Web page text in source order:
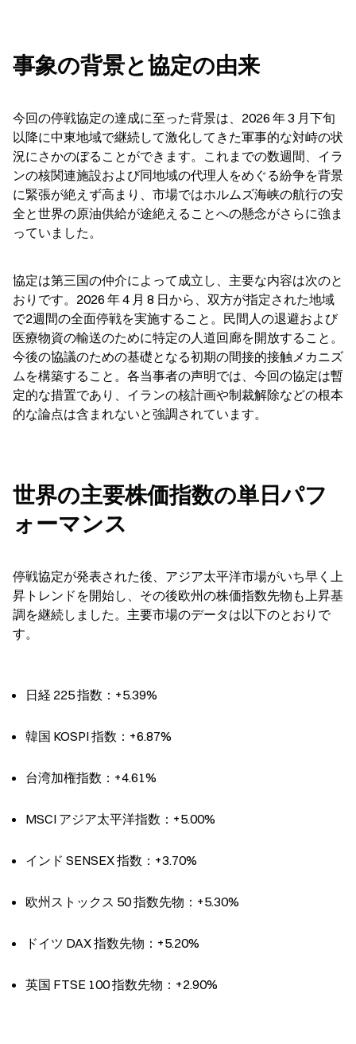
事象の背景と協定の由来
今回の停戦協定の達成に至った背景は、2026 年 3 月下旬
以降に中東地域で継続して激化してきた軍事的な対峙の状
況にさかのぼることができます。これまでの数週間、イラ
ンの核関連施設および同地域の代理人をめぐる紛争を背景
に緊張が絶えず高まり、市場ではホルムズ海峡の航行の安
全と世界の原油供給が途絶えることへの懸念がさらに強ま
っていました。
協定は第三国の仲介によって成立し、主要な内容は次のと
おりです。2026 年 4 月 8 日から、双方が指定された地域
で2週間の全面停戦を実施すること。民間人の退避および
医療物資の輸送のために特定の人道回廊を開放すること。
今後の協議のための基礎となる初期の間接的接触メカニズ
ムを構築すること。各当事者の声明では、今回の協定は暫
定的な措置であり、イランの核計画や制裁解除などの根本
的な論点は含まれないと強調されています。
世界の主要株価指数の単日パフ
ォーマンス
停戦協定が発表された後、アジア太平洋市場がいち早く上
昇トレンドを開始し、その後欧州の株価指数先物も上昇基
調を継続しました。主要市場のデータは以下のとおりで
す。
日経 225 指数：+5.39%
韓国 KOSPI 指数：+6.87%
台湾加権指数：+4.61%
MSCI アジア太平洋指数：+5.00%
インド SENSEX 指数：+3.70%
欧州ストックス 50 指数先物：+5.30%
ドイツ DAX 指数先物：+5.20%
英国 FTSE 100 指数先物：+2.90%